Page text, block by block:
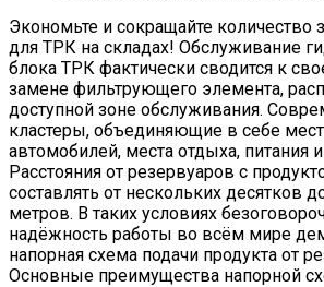
Экономьте и сокращайте количество
для ТРК на складах! Обслуживание
блока ТРК фактически сводится к
замене фильтрующего элемента,
доступной зоне обслуживания.
кластеры, объединяющие в себе
автомобилей, места отдыха, питания
Расстояния от резервуаров с
составлять от нескольких десятков
метров. В таких условиях
надёжность работы во всём мире
напорная схема подачи продукта от
Основные преимущества напорной